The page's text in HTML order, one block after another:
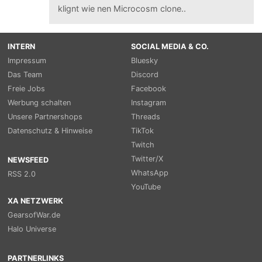
klignt wie nen Microcosm clone..
INTERN
Impressum
Das Team
Freie Jobs
Werbung schalten
Unsere Partnershops
Datenschutz & Hinweise
NEWSFEED
RSS 2.0
SOCIAL MEDIA & CO.
Bluesky
Discord
Facebook
Instagram
Threads
TikTok
Twitch
Twitter/X
WhatsApp
YouTube
XA NETZWERK
GearsofWar.de
Halo Universe
PARTNERLINKS